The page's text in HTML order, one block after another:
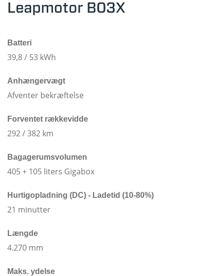
Leapmotor B03X
Batteri
39,8 / 53 kWh
Anhængervægt
Afventer bekræftelse
Forventet rækkevidde
292 / 382 km​​
Bagagerumsvolumen
405 + 105 liters Gigabox
Hurtigopladning (DC) - Ladetid (10-80%)
21 minutter
Længde
4.270 mm
Maks. ydelse